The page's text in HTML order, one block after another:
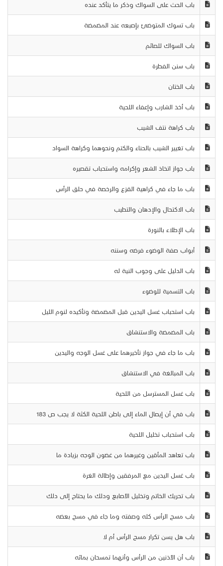
باب الحث على السواك وذكر ما يتأكد عنده
باب تسوك المتوضئ بإصبعه عند المضمضة
باب السواك للصائم
باب سنن الفطرة
باب الختان
باب أخذ الشارب وإعفاء اللحية
باب كراهة نتف الشيب
باب تغيير الشيب بالحناء والكتم ونحوهما وكراهة السواد
باب جواز اتخاذ الشعر وإكرامه واستحباب تقصيره
باب ما جاء في كراهية القزع والرخصة في حلق الرأس
باب الاكتحال والإدهان والتطيب
باب الإطلاء بالنورة
أبواب صفة الوضوء فرضه وسننه
باب الدليل على وجوب النية له
باب التسمية للوضوء
باب استحباب غسل اليدين قبل المضمضة وتأكيده لنوم الليل
باب المضمضة والاستنشاق
باب ما جاء في جواز تأخيرهما على غسل الوجه واليدين
باب المبالغة في الاستنشاق
باب غسل المسترسل من اللحية
باب في أن إيصال الماء إلى باطن اللحية الكثة لا يجب ص 183
باب استحباب تخليل اللحية
باب تعاهد المأقين وغيرهما من غضون الوجه بزيادة ما
باب غسل اليدين مع المرفقين وإطالة الغرة
باب تحريك الخاتم وتخليل الأصابع ودلك ما يحتاج إلى دلك
باب مسح الرأس كله وصفته وما جاء في مسح بعضه
باب هل يسن تكرار مسح الرأس أم لا
باب أن الأذنين من الرأس وأنهما تمسحان بمائه